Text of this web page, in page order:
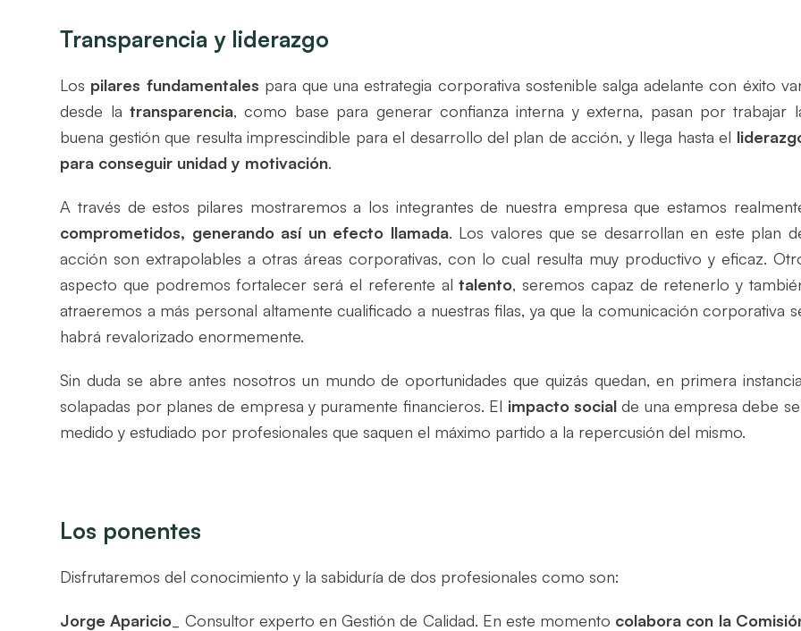
Transparencia y liderazgo
Los pilares fundamentales para que una estrategia corporativa sostenible salga adelante con éxito
desde latransparencia, como base para generar confianza interna y externa, pasan por trabajar
buena gestión que resulta imprescindible para el desarrollo del plan de acción, y llega hasta el
para conseguir unidad y motivación.
A través de estos pilares mostraremos a los integrantes de nuestra empresa que estamos
comprometidos, generando así un efecto llamada. Los valores que se desarrollan en este plan
acción son extrapolables a otras áreas corporativas, con lo cual resulta muy productivo y eficaz.
aspecto que podremos fortalecer será el referente altalento, seremos capaz de retenerlo y
atraeremos a más personal altamente cualificado a nuestras filas, ya que la comunicación corporativa
habrá revalorizado enormemente.
Sin duda se abre antes nosotros un mundo de oportunidades que quizás quedan, en primera
solapadas por planes de empresa y puramente financieros. El impacto socialde una empresa debe
medido y estudiado por profesionales que saquen el máximo partido a la repercusión del mismo.
Los ponentes
Disfrutaremos del conocimiento y la sabiduría de dos profesionales como son:
Jorge Aparicio _ Consultor experto en Gestión de Calidad. En este momento colabora con la